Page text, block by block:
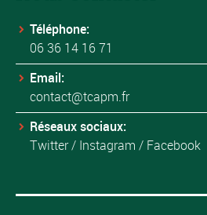
Téléphone:
06 36 14 16 71
Email:
contact@tcapm.fr
Réseaux sociaux:
Twitter/ Instagram / Facebook